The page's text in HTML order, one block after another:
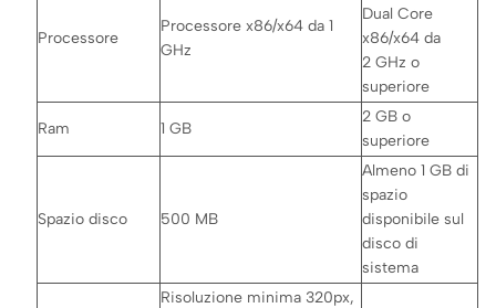
Processore
Processore x86/x64 da 1
GHz
Dual Core
x86/x64 da
2 GHz o
superiore
Ram 1 GB
2 GB o
superiore
Spazio disco 500 MB
Almeno 1 GB di
spazio
disponibile sul
disco di
sistema
Risoluzione minima 320px,